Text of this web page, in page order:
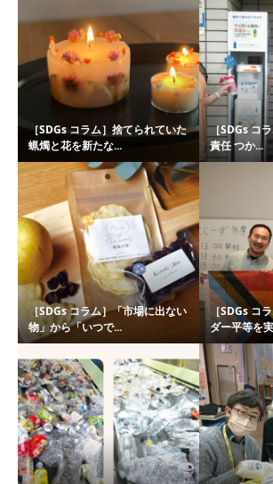
［SDGs コラム］捨てられていた
蝋燭と花を新たな...
［SDGs コ
責任 つか...
［SDGs コラム］「市場に出ない
物」から「いつで...
［SDGs コ
ダー平等を